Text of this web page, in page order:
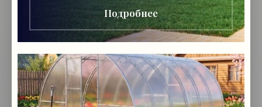
Подробнее